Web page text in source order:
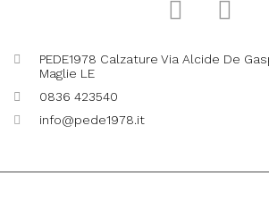
PEDE1978 Calzature Via Alcide De
Maglie LE
0836 423540
info@pede1978.it